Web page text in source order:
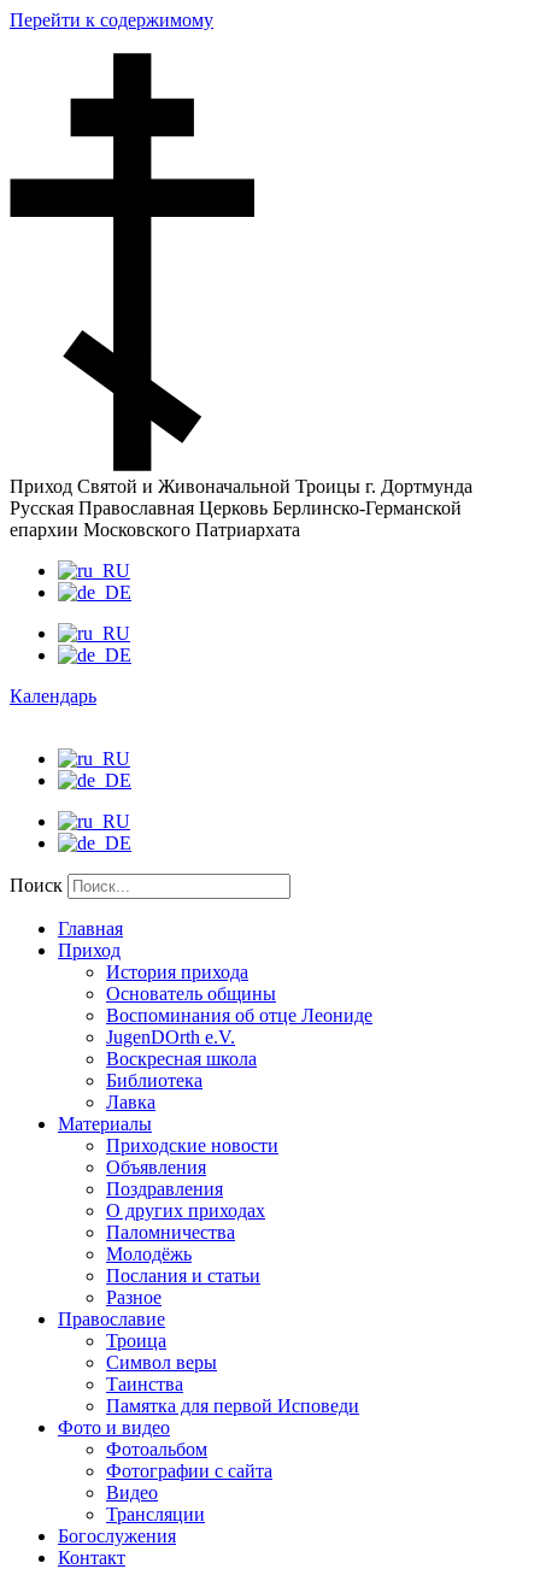
Перейти к содержимому
Приход Святой и Живоначальной Троицы г. Дортмунда
Русская Православная Церковь Берлинско-Германской
епархии Московского Патриархата
Календарь
Поиск
Главная
Приход
История прихода
Основатель общины
Воспоминания об отце Леониде
JugenDOrth e.V.
Воскресная школа
Библиотека
Лавка
Материалы
Приходские новости
Объявления
Поздравления
О других приходах
Паломничества
Молодёжь
Послания и статьи
Разное
Православие
Троица
Символ веры
Таинства
Памятка для первой Исповеди
Фото и видео
Фотоальбом
Фотографии с сайта
Видео
Трансляции
Богослужения
Контакт